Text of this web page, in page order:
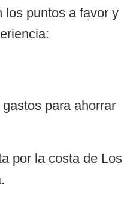
los puntos a favor y
para ahorrar
por la costa de Los